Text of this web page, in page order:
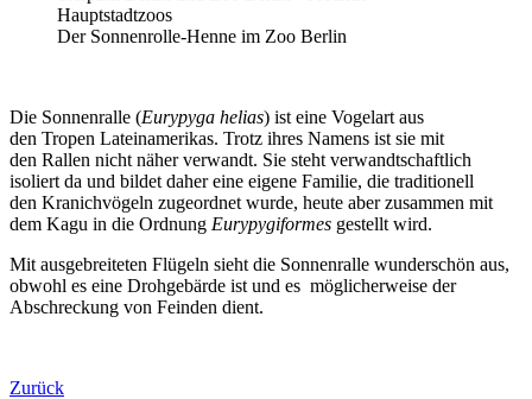
Der Sonnenrolle-Henne im Zoo Berlin
Die Sonnenralle (Eurypyga helias) ist eine Vogelart aus
den Tropen Lateinamerikas. Trotz ihres Namens ist sie mit
den Rallen nicht näher verwandt. Sie steht verwandtschaftlich
isoliert da und bildet daher eine eigene Familie, die traditionell
den Kranichvögeln zugeordnet wurde, heute aber zusammen mit
dem Kagu in die Ordnung Eurypygiformes gestellt wird.
Mit ausgebreiteten Flügeln sieht die Sonnenralle wunderschön aus,
obwohl es eine Drohgebärde ist und es möglicherweise der
Abschreckung von Feinden dient.
Zurück